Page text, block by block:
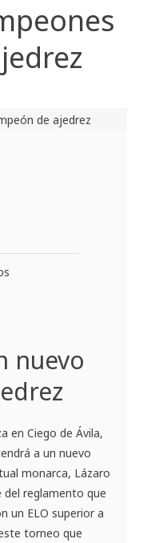
nuevo
en Ciego de Ávila,
a un nuevo
monarca, Lázaro
del reglamento que
un ELO superior a
torneo que